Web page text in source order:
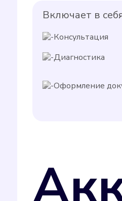
Включает в
Консультация
Диагностика
Оформление